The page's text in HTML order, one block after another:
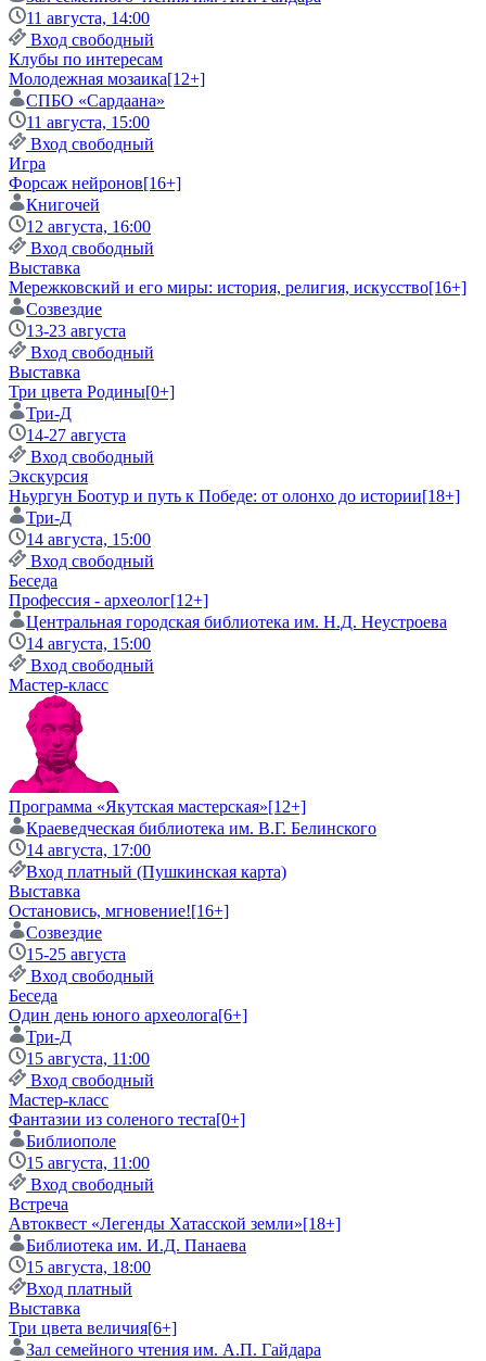
11 августа, 14:00
Вход свободный
Клубы по интересам
Молодежная мозаика[12+]
СПБО «Сардаана»
11 августа, 15:00
Вход свободный
Игра
Форсаж нейронов[16+]
Книгочей
12 августа, 16:00
Вход свободный
Выставка
Мережковский и его миры: история, религия, искусство[16+]
Созвездие
13-23 августа
Вход свободный
Выставка
Три цвета Родины[0+]
Три-Д
14-27 августа
Вход свободный
Экскурсия
Ньургун Боотур и путь к Победе: от олонхо до истории[18+]
Три-Д
14 августа, 15:00
Вход свободный
Беседа
Профессия - археолог[12+]
Центральная городская библиотека им. Н.Д. Неустроева
14 августа, 15:00
Вход свободный
Мастер-класс
Программа «Якутская мастерская»[12+]
Краеведческая библиотека им. В.Г. Белинского
14 августа, 17:00
Вход платный (Пушкинская карта)
Выставка
Остановись, мгновение![16+]
Созвездие
15-25 августа
Вход свободный
Беседа
Один день юного археолога[6+]
Три-Д
15 августа, 11:00
Вход свободный
Мастер-класс
Фантазии из соленого теста[0+]
Библиополе
15 августа, 11:00
Вход свободный
Встреча
Автоквест «Легенды Хатасской земли»[18+]
Библиотека им. И.Д. Панаева
15 августа, 18:00
Вход платный
Выставка
Три цвета величия[6+]
Зал семейного чтения им. А.П. Гайдара